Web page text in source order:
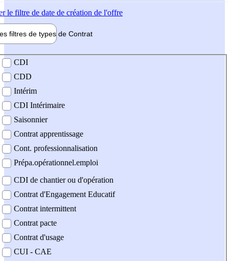
le filtre de date de création de l'offre
filtres de types de Contrat
contrat
CDI
CDD
Intérim
CDI Intérimaire
Saisonnier
Contrat apprentissage
Cont. professionnalisation
Prépa.opérationnel.emploi
CDI de chantier ou d'opération
Contrat d'Engagement Educatif
Contrat intermittent
Contrat pacte
Contrat d'usage
CUI - CAE